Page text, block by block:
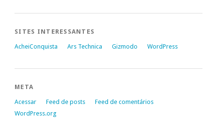
SITES INTERESSANTES
AcheiConquista Ars Technica Gizmodo WordPress
META
Acessar Feed de posts
Feed de comentários
WordPress.org